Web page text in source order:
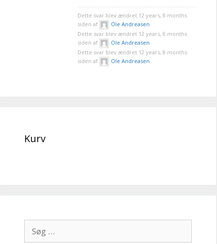
Dette svar blev ændret 12 years, 8 months
siden af
Ole Andreasen.
Dette svar blev ændret 12 years, 8 months
siden af
Ole Andreasen.
Dette svar blev ændret 12 years, 8 months
siden af
Ole Andreasen.
Kurv
efter: